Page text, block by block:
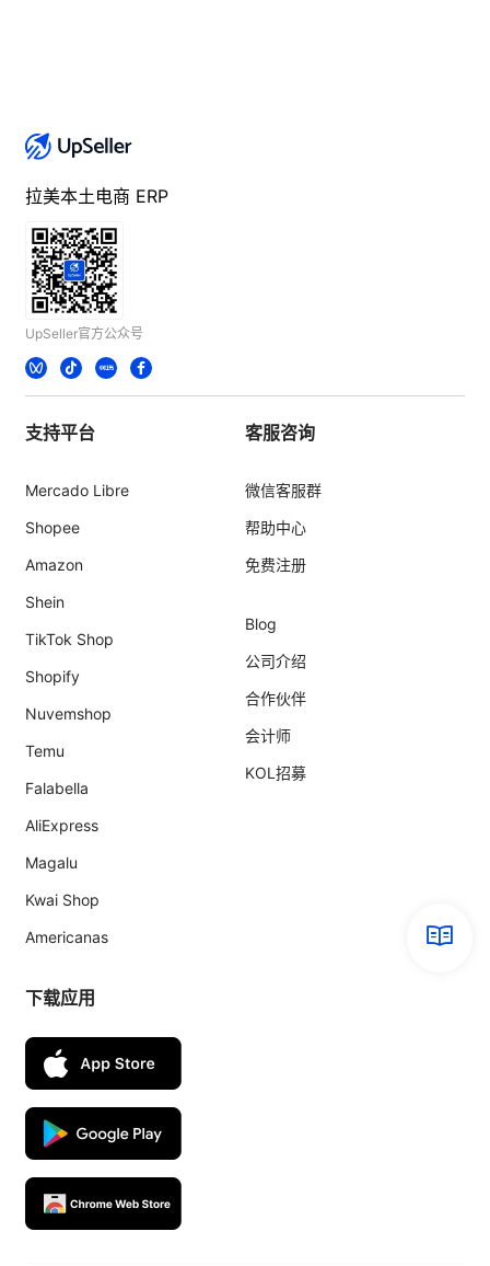
拉美本土电商 ERP
UpSeller官方公众号
支持平台
Mercado Libre
Shopee
Amazon
Shein
TikTok Shop
Shopify
Nuvemshop
Temu
Falabella
AliExpress
Magalu
Kwai Shop
Americanas
客服咨询
微信客服群
帮助中心
免费注册
Blog
公司介绍
合作伙伴
会计师
KOL招募
下载应用